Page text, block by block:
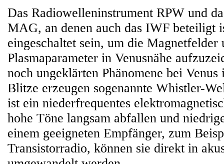
Das Radiowelleninstrument RPW und
MAG, an denen auch das IWF beteiligt
eingeschaltet sein, um die Magnetfelder
Plasmaparameter in Venusnähe
noch ungeklärten Phänomene bei
Blitze erzeugen sogenannte Whistler-
ist ein niederfrequentes
hohe Töne langsam abfallen und
einem geeigneten Empfänger, zum
Transistorradio, können sie direkt in